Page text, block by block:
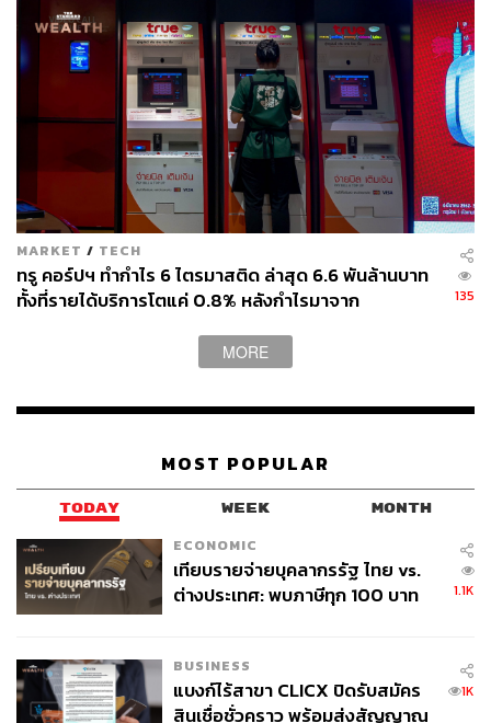
MARKET / TECH
ทรู คอร์ปฯ ทำกำไร 6 ไตรมาสติด ล่าสุด 6.6 พันล้านบาท
ทั้งที่รายได้บริการโตแค่ 0.8% หลังกำไรมาจาก
135
MORE
MOST POPULAR
TODAY WEEK MONTH
ECONOMIC
เทียบรายจ่ายบุคลากรรัฐ ไทย vs.
ต่างประเทศ: พบภาษีทุก 100 บาท
1.1K
BUSINESS
แบงก์ไร้สาขา CLICX ปิดรับสมัคร
สินเชื่อชั่วคราว พร้อมส่งสัญญาณ
1K